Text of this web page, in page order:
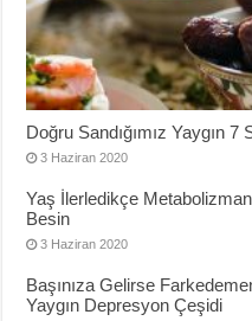
Doğru Sandığımız Yaygın 7
3 Haziran 2020
Yaş İlerledikçe
Besin
3 Haziran 2020
Başınıza Gelirse
Yaygın Depresyon Çeşidi